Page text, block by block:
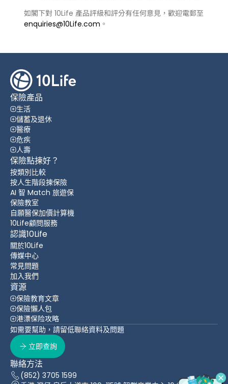
如閣下對 10Life 產品評級和評分有任何意見，歡迎電郵至
enquiries@10Life.com 。
保險產品
生活
儲蓄及退休
醫療
危疾
人壽
保險點揀好？
按類別比較
按人生階段揀保險
AI 智 Match 旅遊保
保險教室
自願醫保加價計算機
10Life顧問服務
認識10Life
關於10Life
傳媒中心
常見問題
加入我們
資源
保險教育文章
保險懶人包
港漂保险攻略
如需要幫助，請留低聯絡資料及問題
立即查詢
聯絡方法
(852) 3705 1599